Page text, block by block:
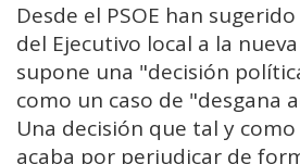
Desde el PSOE han
del Ejecutivo local a la
supone una "decisión
como un caso de "desgana
Una decisión que tal y
acaba por perjudicar de